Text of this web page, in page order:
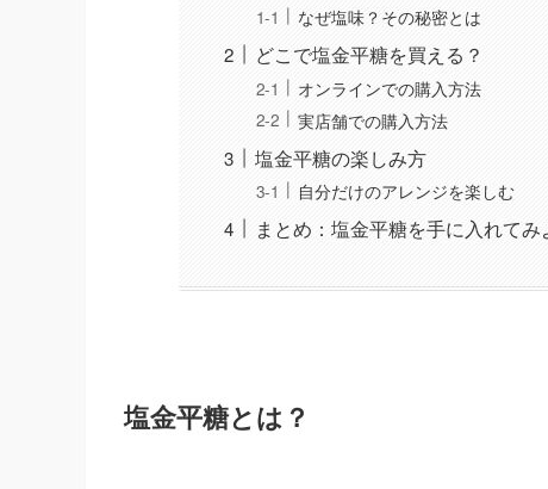
なぜ塩味？その秘密とは
どこで塩金平糖を買える？
オンラインでの購入方法
実店舗での購入方法
塩金平糖の楽しみ方
自分だけのアレンジを楽しむ
まとめ：塩金平糖を手に入れてみ
塩金平糖とは？